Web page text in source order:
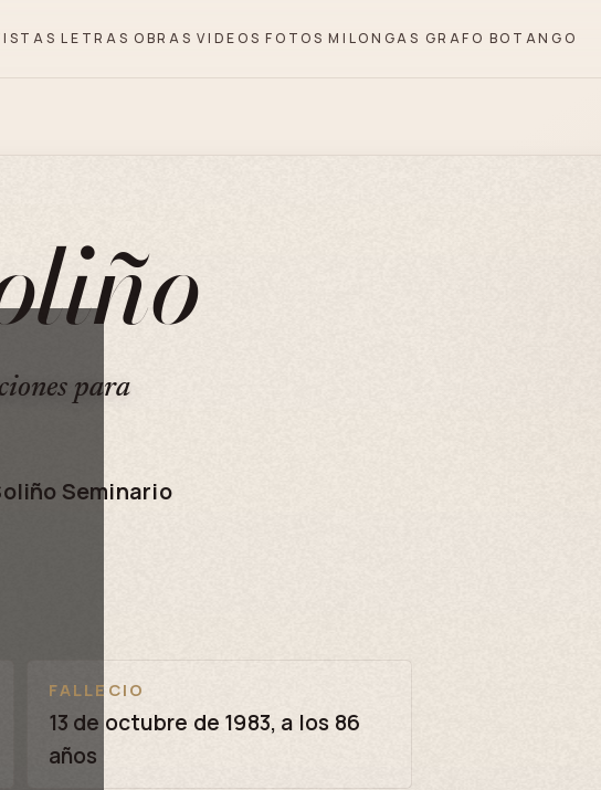
LETRAS OBRAS VIDEOS FOTOS MILONGAS GRAFO BOTANGO
para
Seminario
FALLECIO
13 de octubre de 1983, a los 86
años